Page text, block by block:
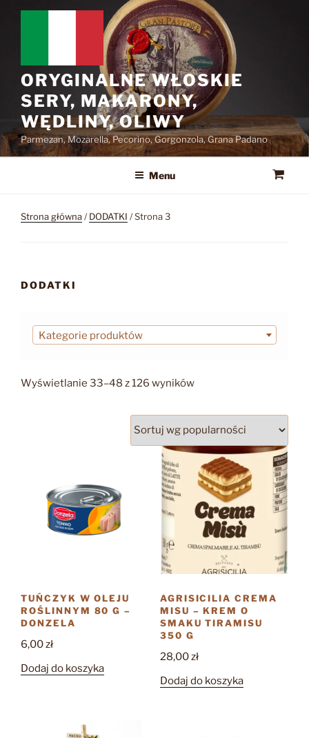
Przejdź
ORYGINALNE WŁOSKIE
SERY, MAKARONY,
WĘDLINY, OLIWY
Parmezan, Mozarella, Pecorino, Gorgonzola, Grana Padano
Menu
Strona główna/DODATKI / Strona 3
DODATKI
Kategorie produktów
Wyświetlanie 33–48 z 126 wynikówPosortowane
popularności
TUŃCZYK W OLEJU
ROŚLINNYM 80 G –
DONZELA
6,00zł
Dodaj do koszyka
AGRISICILIA CREMA
MISU – KREM O
SMAKU TIRAMISU
350 G
28,00zł
Dodaj do koszyka